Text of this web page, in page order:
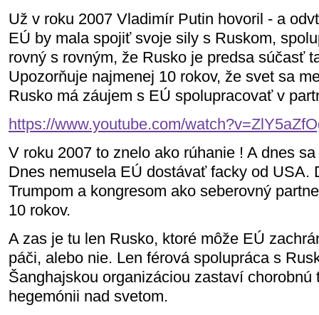
Už v roku 2007 Vladimír Putin hovoril - a
EÚ by mala spojiť svoje sily s Ruskom,
rovný s rovným, že Rusko je predsa súčasť
Upozorňuje najmenej 10 rokov, že svet sa
Rusko má záujem s EÚ spolupracovať v
https://www.youtube.com/
V roku 2007 to znelo ako rúhanie ! A dnes
Dnes nemusela EÚ dostávať facky od USA.
Trumpom a kongresom ako seberovný
10 rokov.
A zas je tu len Rusko, ktoré môže EÚ
páči, alebo nie. Len férová spolupráca s
Šanghajskou organizáciou zastaví
hegemónii nad svetom.